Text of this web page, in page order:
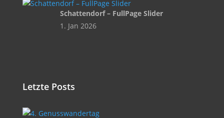
Schattendorf – FullPage Slider
1. Jan 2026
Letzte Posts